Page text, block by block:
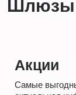
Шлюзы
Акции
Самые